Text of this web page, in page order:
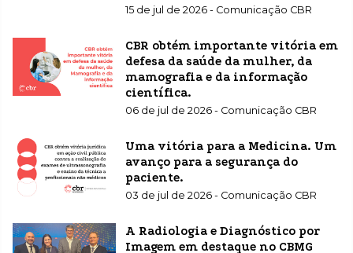
15 de jul de 2026 - Comunicação CBR
CBR obtém importante vitória em
defesa da saúde da mulher, da
mamografia e da informação
científica.
06 de jul de 2026 - Comunicação CBR
Uma vitória para a Medicina. Um
avanço para a segurança do
paciente.
03 de jul de 2026 - Comunicação CBR
A Radiologia e Diagnóstico por
Imagem em destaque no CBMG